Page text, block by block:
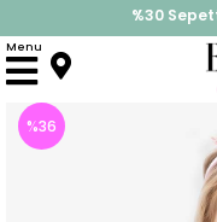
%30
İndirimlere ek
Menu
Anasayfa
%36